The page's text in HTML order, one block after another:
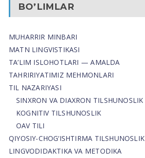
BO’LIMLAR
MUHARRIR MINBARI
MATN LINGVISTIKASI
TA’LIM ISLOHOTLARI — AMALDA
TAHRIRIYATIMIZ MEHMONLARI
TIL NAZARIYASI
SINXRON VA DIAXRON TILSHUNOSLIK
KOGNITIV TILSHUNOSLIK
OAV TILI
QIYOSIY-CHOG‘ISHTIRMA TILSHUNOSLIK
LINGVODIDAKTIKA VA METODIKA